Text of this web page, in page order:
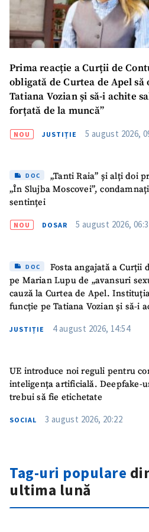
in English
Prima reacție a Curții de
obligată de Curtea de Apel
Tatiana Vozian și să-i achite
forțată de la muncă”
NOU JUSTIȚIE 5 august 2026,
DOC
„Tanti Raia” și alți doi
„În Slujba Moscovei”,
sentinței
NOU DOSAR 5 august 2026,
DOC
Fosta angajată a Curții
pe Marian Lupu de „avansuri
cauză la Curtea de Apel.
funcție pe Tatiana Vozian și să-i
JUSTIȚIE 4 august 2026, 14:54
UE introduce noi reguli pentru
inteligența artificială. Deepfake-
trebui să fie etichetate
SOCIAL 3 august 2026, 20:22
Tag-uri populare
ultima lună